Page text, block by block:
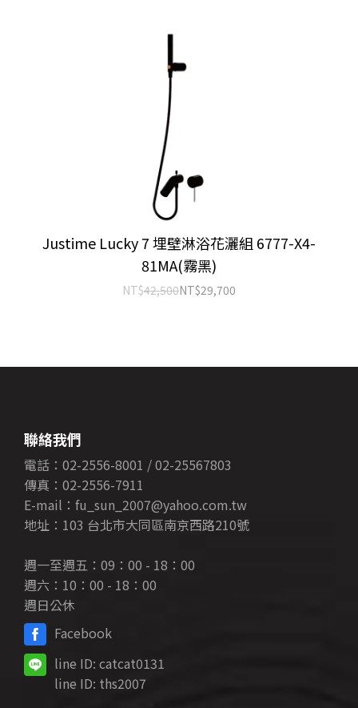
Justime Lucky 7 埋壁淋浴花灑組 6777-X4-
81MA(霧黑)
NT$42,500NT$29,700
聯絡我們
電話：02-2556-8001 / 02-25567803
傳真：02-2556-7911
E-mail：fu_sun_2007@yahoo.com.tw
地址：103 台北市大同區南京西路210號
週一至週五：09：00 - 18：00
週六：10：00 - 18：00
週日公休
Facebook
line ID: catcat0131
line ID: ths2007